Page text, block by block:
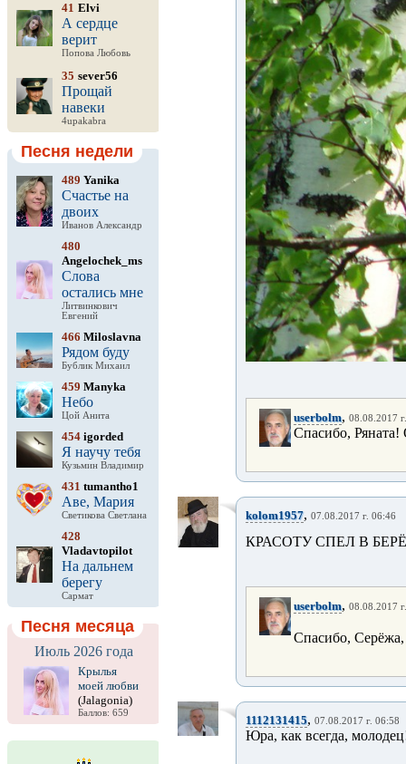
41 Elvi
А сердце
верит
Попова Любовь
35 sever56
Прощай
навеки
4upakabra
Песня недели
489 Yanika
Счастье на
двоих
Иванов Александр
480
Angelochek_ms
Слова
остались мне
Литвинкович
Евгений
466 Miloslavna
Рядом буду
Бублик Михаил
459 Manyka
Небо
Цой Анита
454 igorded
Я научу тебя
Кузьмин Владимир
431 tumantho1
Аве, Мария
Светикова Светлана
428
Vladavtopilot
На дальнем
берегу
Сармат
Песня месяца
Июль 2026 года
Крылья
моей любви
(Jalagonia)
Баллов: 659
userbolm, 08.08.2017
Спасибо, Ряната!
kolom1957, 07.08.2017 г. 06:46
КРАСОТУ СПЕЛ В
userbolm, 08.08.2017
Спасибо,
1112131415, 07.08.2017 г. 06:58
Юра, как всегда,